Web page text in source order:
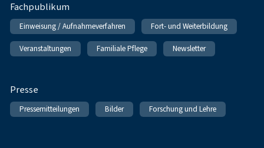
Fachpublikum
Einweisung / Aufnahmeverfahren Fort- und Weiterbildung
Veranstaltungen Familiale Pflege Newsletter
Presse
Pressemitteilungen Bilder Forschung und Lehre